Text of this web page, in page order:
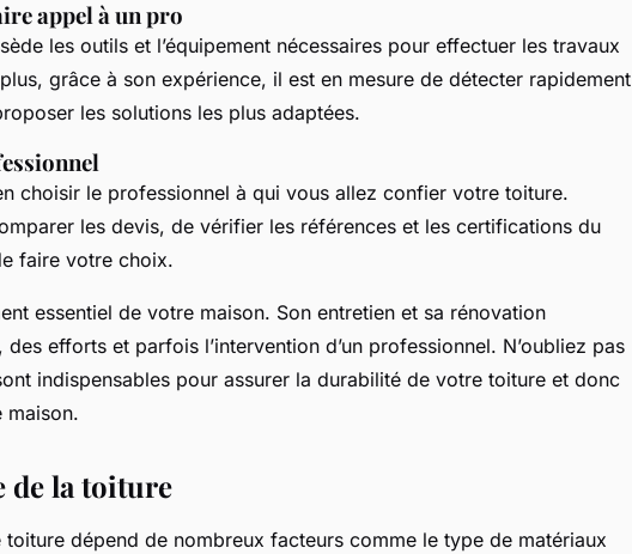
appel à un pro
les outils et l’équipement nécessaires pour effectuer les travaux
grâce à son expérience, il est en mesure de détecter rapidement
les solutions les plus adaptées.
choisir le professionnel à qui vous allez confier votre toiture.
les devis, de vérifier les références et les certifications du
faire votre choix.
essentiel de votre maison. Son entretien et sa rénovation
efforts et parfois l’intervention d’un professionnel. N’oubliez pas
indispensables pour assurer la durabilité de votre toiture et donc
maison.
de la toiture
toiture dépend de nombreux facteurs comme le type de matériaux